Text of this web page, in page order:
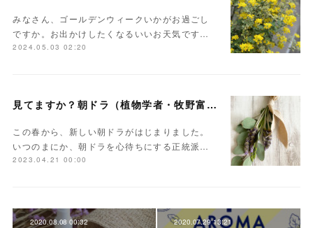
みなさん、ゴールデンウィークいかがお過ごし
ですか。お出かけしたくなるいいお天気です…
2024.05.03 02:20
見てますか？朝ドラ（植物学者・牧野富太郎）
この春から、新しい朝ドラがはじまりました。
いつのまにか、朝ドラを心待ちにする正統派…
2023.04.21 00:00
2020.08.08 00:32 2020.07.29 13:21